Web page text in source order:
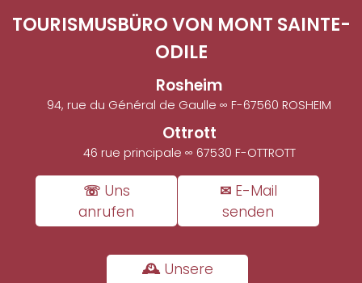
TOURISMUSBÜRO VON MONT SAINTE-
ODILE
Rosheim
94, rue du Général de Gaulle ∞ F-67560 ROSHEIM
Ottrott
46 rue principale ∞ 67530 F-OTTROTT
☏ Uns
anrufen
✉ E-Mail
senden
🕰 Unsere